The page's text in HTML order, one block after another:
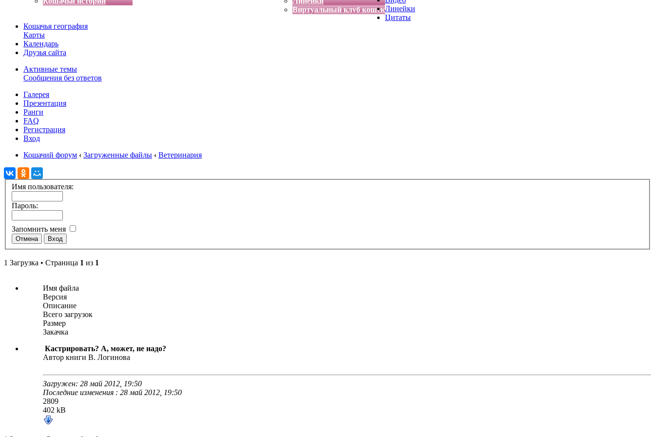
Виртуальный клуб кошекЛинейки
Цитаты
Кошачья география
Карты
Календарь
Друзья сайта
Активные темы
Сообщения без ответов
Галерея
Презентация
Ранги
FAQ
Регистрация
Вход
Кошачий форум ‹ Загруженные файлы ‹ Ветеринария
Имя пользователя:
Пароль:
Запомнить меня
1 Загрузка • Страница 1 из 1
Имя файла
Версия
Описание
Всего загрузок
Размер
Закачка
Кастрировать? А, может, не надо?
Автор книги В. Логинова
Загружен: 28 май 2012, 19:50
Последние изменения : 28 май 2012, 19:50
2809
402 kB